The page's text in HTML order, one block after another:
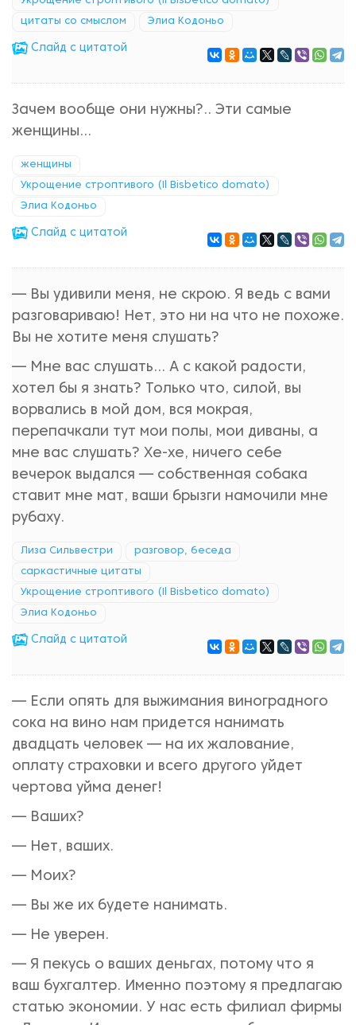
цитаты со смыслом Элиа Кодоньо
Cлайд с цитатой
Зачем вообще они нужны?.. Эти самые
женщины...
женщины
Укрощение строптивого (Il Bisbetico domato)
Элиа Кодоньо
Cлайд с цитатой
— Вы удивили меня, не скрою. Я ведь с вами
разговариваю! Нет, это ни на что не похоже.
Вы не хотите меня слушать?
— Мне вас слушать... А с какой радости,
хотел бы я знать? Только что, силой, вы
ворвались в мой дом, вся мокрая,
перепачкали тут мои полы, мои диваны, а
мне вас слушать? Хе-хе, ничего себе
вечерок выдался — собственная собака
ставит мне мат, ваши брызги намочили мне
рубаху.
Лиза Сильвестри разговор, беседа
саркастичные цитаты
Укрощение строптивого (Il Bisbetico domato)
Элиа Кодоньо
Cлайд с цитатой
— Если опять для выжимания виноградного
сока на вино нам придется нанимать
двадцать человек — на их жалование,
оплату страховки и всего другого уйдет
чертова уйма денег!
— Ваших?
— Нет, ваших.
— Моих?
— Вы же их будете нанимать.
— Не уверен.
— Я пекусь о ваших деньгах, потому что я
ваш бухгалтер. Именно поэтому я предлагаю
статью экономии. У нас есть филиал фирмы